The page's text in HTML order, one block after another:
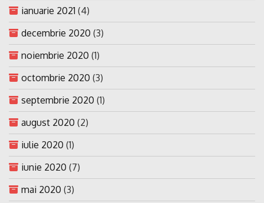
ianuarie 2021 (4)
decembrie 2020 (3)
noiembrie 2020 (1)
octombrie 2020 (3)
septembrie 2020 (1)
august 2020 (2)
iulie 2020 (1)
iunie 2020 (7)
mai 2020 (3)